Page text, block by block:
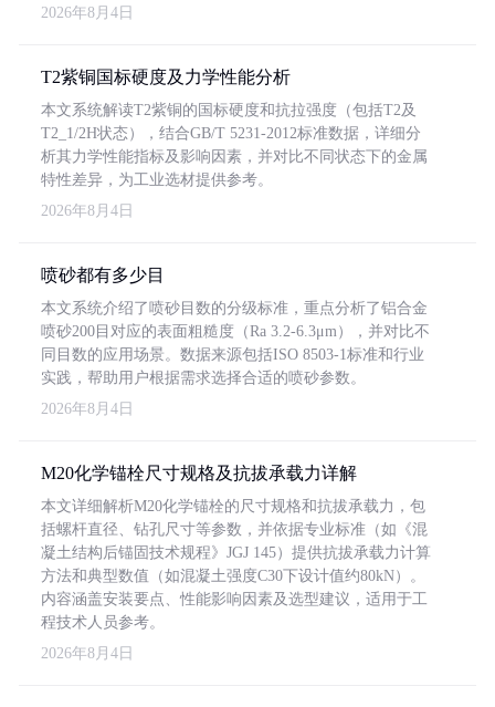
2026年8月4日
T2紫铜国标硬度及力学性能分析
本文系统解读T2紫铜的国标硬度和抗拉强度（包括T2及
T2_1/2H状态），结合GB/T 5231-2012标准数据，详细分
析其力学性能指标及影响因素，并对比不同状态下的金属
特性差异，为工业选材提供参考。
2026年8月4日
喷砂都有多少目
本文系统介绍了喷砂目数的分级标准，重点分析了铝合金
喷砂200目对应的表面粗糙度（Ra 3.2-6.3μm），并对比不
同目数的应用场景。数据来源包括ISO 8503-1标准和行业
实践，帮助用户根据需求选择合适的喷砂参数。
2026年8月4日
M20化学锚栓尺寸规格及抗拔承载力详解
本文详细解析M20化学锚栓的尺寸规格和抗拔承载力，包
括螺杆直径、钻孔尺寸等参数，并依据专业标准（如《混
凝土结构后锚固技术规程》JGJ 145）提供抗拔承载力计算
方法和典型数值（如混凝土强度C30下设计值约80kN）。
内容涵盖安装要点、性能影响因素及选型建议，适用于工
程技术人员参考。
2026年8月4日